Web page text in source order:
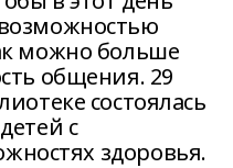
можно больше
общения. 29
состоялась
с
здоровья.